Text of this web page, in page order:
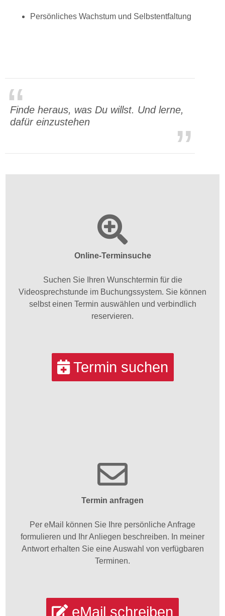
Persönliches Wachstum und Selbstentfaltung
Finde heraus, was Du willst. Und lerne,
dafür einzustehen
Online-Terminsuche
Suchen Sie Ihren Wunschtermin für die
Videosprechstunde im Buchungssystem. Sie können
selbst einen Termin auswählen und verbindlich
reservieren.
Termin suchen
Termin anfragen
Per eMail können Sie Ihre persönliche Anfrage
formulieren und Ihr Anliegen beschreiben. In meiner
Antwort erhalten Sie eine Auswahl von verfügbaren
Terminen.
eMail schreiben